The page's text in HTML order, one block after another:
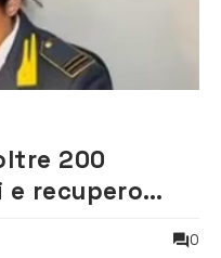
200
recupero
0